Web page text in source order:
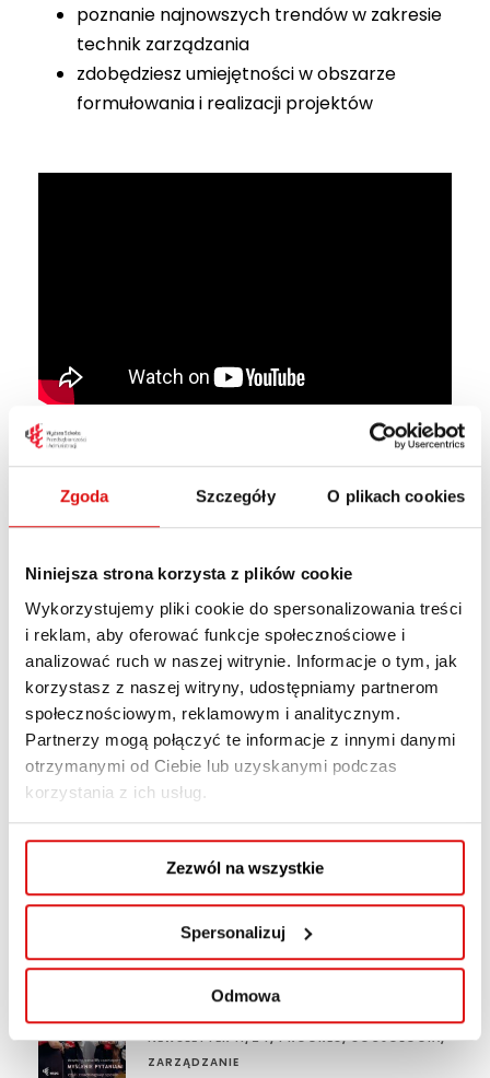
Zgoda Szczegóły O plikach cookies
Niniejsza strona korzysta z plików cookie
Wykorzystujemy pliki cookie do spersonalizowania treści
i reklam, aby oferować funkcje społecznościowe i
analizować ruch w naszej witrynie. Informacje o tym, jak
korzystasz z naszej witryny, udostępniamy partnerom
społecznościowym, reklamowym i analitycznym.
Partnerzy mogą połączyć te informacje z innymi danymi
otrzymanymi od Ciebie lub uzyskanymi podczas
korzystania z ich usług.
Zezwól na wszystkie
Spersonalizuj
Odmowa
poznanie najnowszych trendów w zakresie
technik zarządzania
zdobędziesz umiejętności w obszarze
formułowania i realizacji projektów
Koło naukowe Progres | PRAKTYCY PRZYSZŁOŚCI
Jak się zapisać?
Osoby zainteresowane uczestnictwem w Kole
Naukowym mogą kontaktować się mailowo pod
adresem:d.janik-lis@wspa.pl
Opiekunowie koła naukowego
mgr Anna Bielak– Dziekan kierunku
Zarządzanie
dr Dominika Janik-Lis– Wykładowca na
kierunkach Socjologia, Zarządzanie
NEWSLETTER 11/24, PROGRES, SOCJOLOGIA,
ZARZĄDZANIE